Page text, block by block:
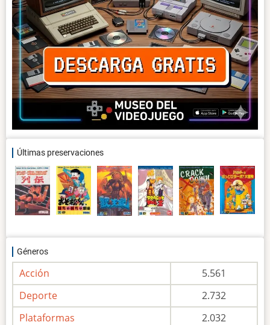
Últimas preservaciones
Géneros
Acción
5.561
Deporte
2.732
Plataformas
2.032